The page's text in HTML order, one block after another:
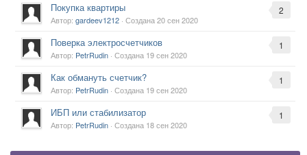
2
Покупка квартиры
Автор: gardeev1212 · Создана20 сен 2020
1
Поверка электросчетчиков
Автор: PetrRudin · Создана 19 сен 2020
1
Как обмануть счетчик?
Автор: PetrRudin · Создана 19 сен 2020
1
ИБП или стабилизатор
Автор: PetrRudin · Создана 18 сен 2020